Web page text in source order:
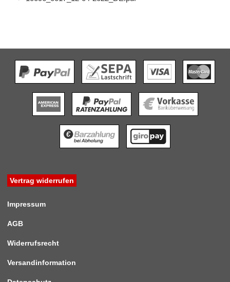
Vertrag widerrufen
Impressum
AGB
Widerrufsrecht
Versandinformation